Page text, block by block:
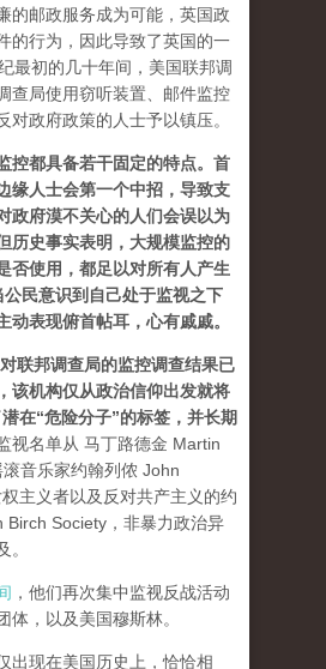
的邮政服务成为可能，英国政
的行为，因此导致了英国的一
最初的几十年间，美国联邦调
查局使用窃听装置、邮件监控
对政府政策的人士予以镇压。
控都具备若干固定的特点。首
缘人士会第一个中招，导致支
政府漠不关心的人们会误以为
历史事实表明，大规模监控的
否使用，都足以对所有人产生
民意识到自己处于监视之下
动表现俯首帖耳，心有戚戚。
联邦调查局的监控调查结果已
该机构仅从政治信仰出发就将
在“危险分子”的标签，并长期
视名单从 马丁路德金 Martin
音乐家约翰列侬 John
主义者以及反对共产主义的约
Birch Society，非暴力政治异
。
，他们再次集中监视反战活动
体，以及美国穆斯林。
出现在美国历史上，恰恰相